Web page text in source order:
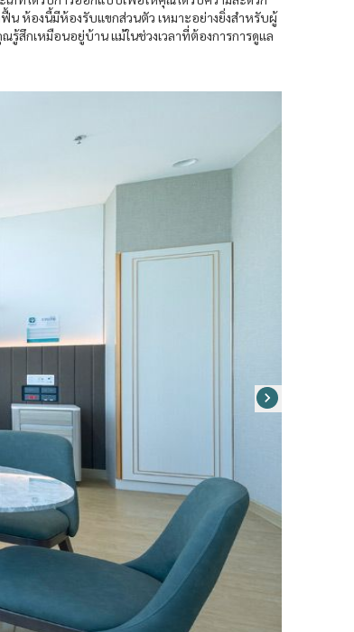
น ห้องนี้มีห้องรับแขกส่วนตัว เหมาะอย่างยิ่งสำหรับผู้
สึกเหมือนอยู่บ้าน แม้ในช่วงเวลาที่ต้องการการดูแล